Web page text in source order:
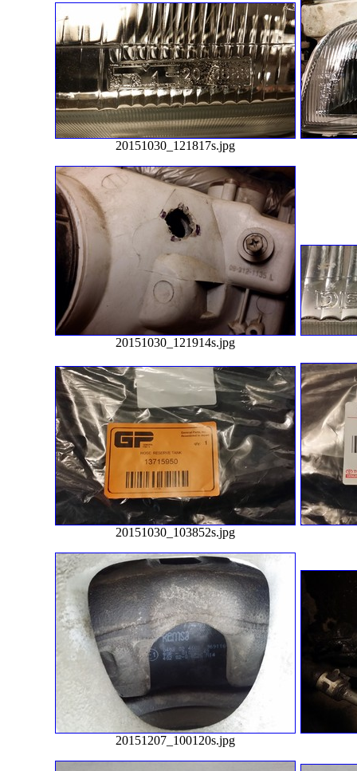
20151030_121817s.jpg
20151030_121914s.jpg
20151030_103852s.jpg
20151207_100120s.jpg